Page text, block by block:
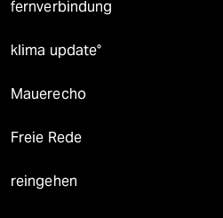
fernverbindung
klima update°
Mauerecho
Freie Rede
reingehen